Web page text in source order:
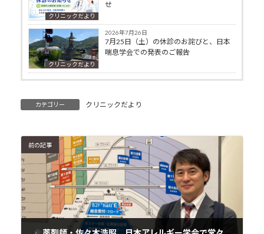
クリニックだより
せ
クリニックだより
2026年7月26日
7月25日（土）の休診のお詫びと、日本
喘息学会での発表のご報告
カテゴリー クリニックだより
前の記事